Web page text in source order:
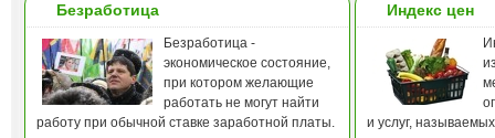
Безработица
Безработица -
экономическое состояние,
при котором желающие
работать не могут найти
работу при обычной ставке заработной платы.
Индекс цен
и услуг,